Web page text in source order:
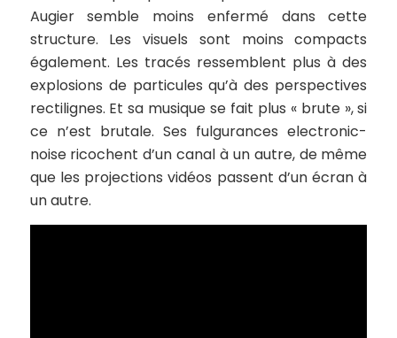
Augier semble moins enfermé dans cette
structure. Les visuels sont moins compacts
également. Les tracés ressemblent plus à des
explosions de particules qu’à des perspectives
rectilignes. Et sa musique se fait plus « brute », si
ce n’est brutale. Ses fulgurances electronic-
noise ricochent d’un canal à un autre, de même
que les projections vidéos passent d’un écran à
un autre.